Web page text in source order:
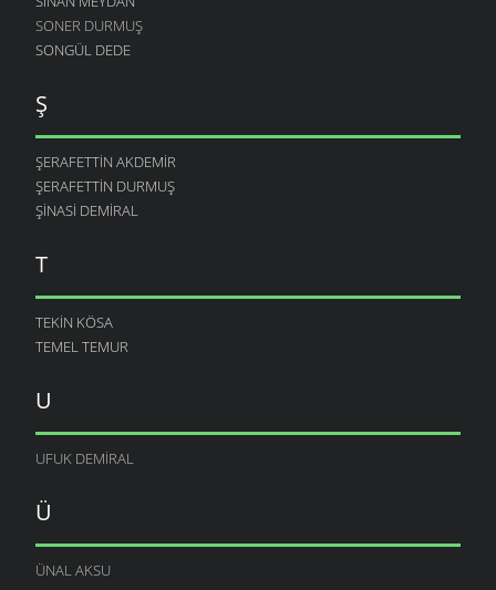
SONER DURMUŞ
SONGÜL DEDE
Ş
ŞERAFETTIN AKDEMIR
ŞERAFETTIN DURMUŞ
ŞINASI DEMIRAL
T
TEKIN KÖSA
TEMEL TEMUR
U
UFUK DEMIRAL
Ü
ÜNAL AKSU